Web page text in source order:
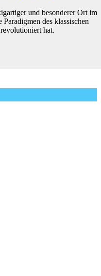
und besonderer Ort im
des klassischen
hat.